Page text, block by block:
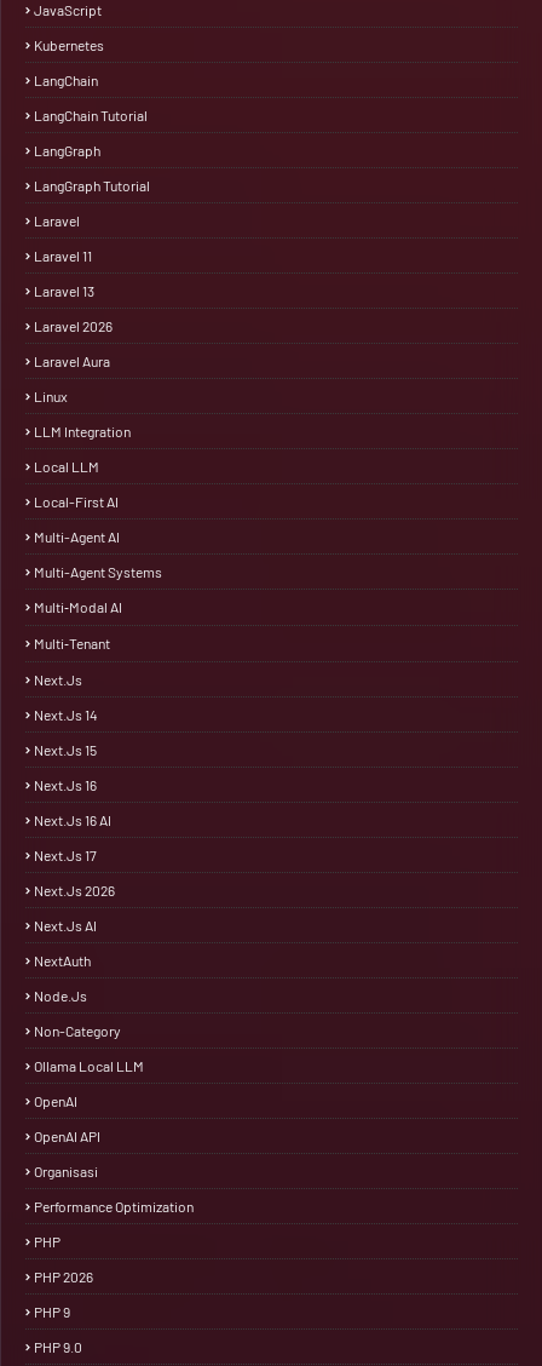
JavaScript
Kubernetes
LangChain
LangChain Tutorial
LangGraph
LangGraph Tutorial
Laravel
Laravel 11
Laravel 13
Laravel 2026
Laravel Aura
Linux
LLM Integration
Local LLM
Local-First AI
Multi-Agent AI
Multi-Agent Systems
Multi‑Modal AI
Multi‑Tenant
Next.js
Next.js 14
Next.js 15
Next.js 16
Next.js 16 AI
Next.js 17
Next.js 2026
Next.js AI
NextAuth
Node.js
Non-Category
Ollama Local LLM
OpenAI
OpenAI API
Organisasi
Performance Optimization
PHP
PHP 2026
PHP 9
PHP 9.0